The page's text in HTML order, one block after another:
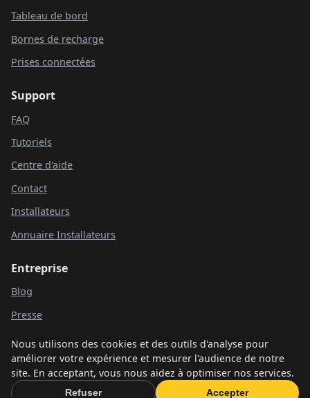
Tableau de bord
Bornes de recharge
Prises connectées
Support
FAQ
Tutoriels
Centre d'aide
Contact
Installateurs
Annuaire Installateurs
Entreprise
Blog
Presse
Clients
© 2026 Recharge+. Tous droits réservés.
Nous utilisons des cookies et des outils d'analyse pour
améliorer votre expérience et mesurer l'audience de notre
site. En acceptant, vous nous aidez à optimiser nos services.
Refuser Accepter